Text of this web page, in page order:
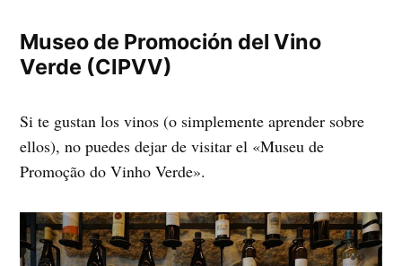
Museo de Promoción del Vino
Verde (CIPVV)
Si te gustan los vinos (o simplemente aprender sobre
ellos), no puedes dejar de visitar el «Museu de
Promoção do Vinho Verde».